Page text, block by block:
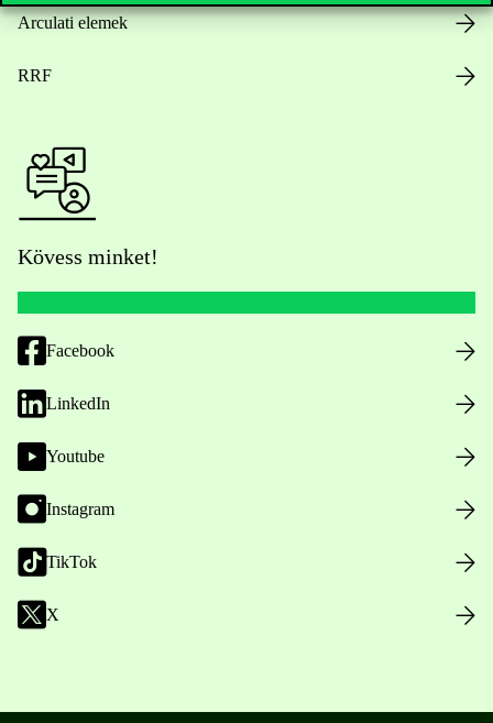
Arculati elemek
RRF
Kövess minket!
Facebook
LinkedIn
Youtube
Instagram
TikTok
X